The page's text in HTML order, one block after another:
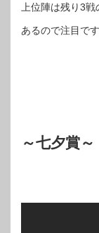
上位陣は残り3
あるので注目です
～七夕賞～